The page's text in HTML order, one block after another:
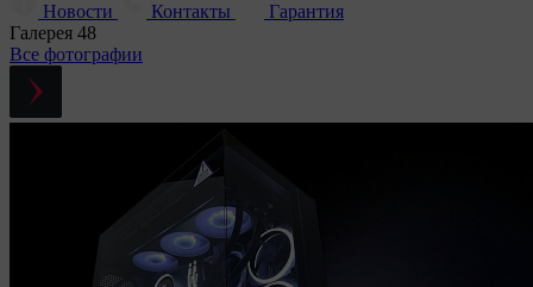
Новости Контакты
Гарантия
Галерея 48
Все фотографии